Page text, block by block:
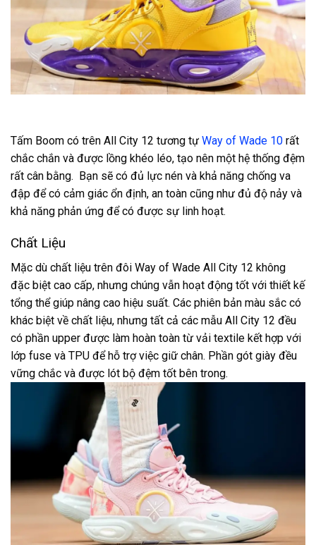
Tấm Boom có trên All City 12 tương tự Way of Wade 10 rất
chắc chắn và được lồng khéo léo, tạo nên một hệ thống đệm
rất cân bằng. Bạn sẽ có đủ lực nén và khả năng chống va
đập để có cảm giác ổn định, an toàn cũng như đủ độ nảy và
khả năng phản ứng để có được sự linh hoạt.
Chất Liệu
Mặc dù chất liệu trên đôi Way of Wade All City 12 không
đặc biệt cao cấp, nhưng chúng vẫn hoạt động tốt với thiết kế
tổng thể giúp nâng cao hiệu suất. Các phiên bản màu sắc có
khác biệt về chất liệu, nhưng tất cả các mẫu All City 12 đều
có phần upper được làm hoàn toàn từ vải textile kết hợp với
lớp fuse và TPU để hỗ trợ việc giữ chân. Phần gót giày đều
vững chắc và được lót bộ đệm tốt bên trong.